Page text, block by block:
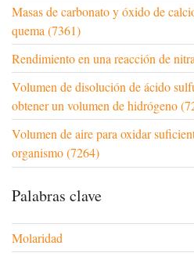
Masas de carbonato y óxido de
quema (7361)
Rendimiento en una reacción de
Volumen de disolución de ácido
obtener un volumen de hidrógeno
Volumen de aire para oxidar
organismo (7264)
Palabras clave
Molaridad